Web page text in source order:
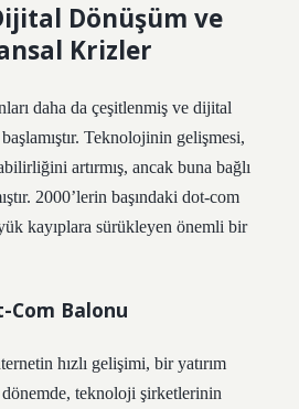
Dönüşüm ve
Krizler
daha da çeşitlenmiş ve dijital
Teknolojinin gelişmesi,
artırmış, ancak buna bağlı
2000’lerin başındaki dot-com
kayıplara sürükleyen önemli bir
Com Balonu
hızlı gelişimi, bir yatırım
dönemde, teknoloji şirketlerinin